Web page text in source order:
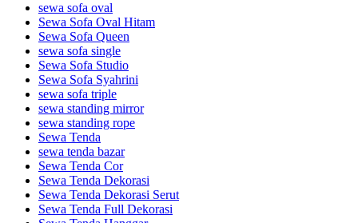
sewa sofa oval
Sewa Sofa Oval Hitam
Sewa Sofa Queen
sewa sofa single
Sewa Sofa Studio
Sewa Sofa Syahrini
sewa sofa triple
sewa standing mirror
sewa standing rope
Sewa Tenda
sewa tenda bazar
Sewa Tenda Cor
Sewa Tenda Dekorasi
Sewa Tenda Dekorasi Serut
Sewa Tenda Full Dekorasi